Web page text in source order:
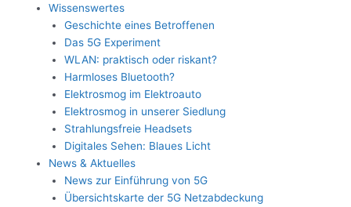
Wissenswertes
Geschichte eines Betroffenen
Das 5G Experiment
WLAN: praktisch oder riskant?
Harmloses Bluetooth?
Elektrosmog im Elektroauto
Elektrosmog in unserer Siedlung
Strahlungsfreie Headsets
Digitales Sehen: Blaues Licht
News & Aktuelles
News zur Einführung von 5G
Übersichtskarte der 5G Netzabdeckung